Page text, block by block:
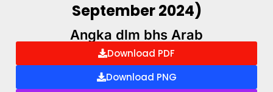
September 2024)
Angka dlm bhs Arab​
Download PDF
Download PNG